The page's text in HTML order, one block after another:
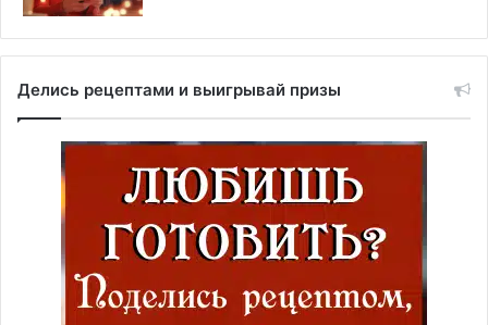
Делись рецептами и выигрывай призы